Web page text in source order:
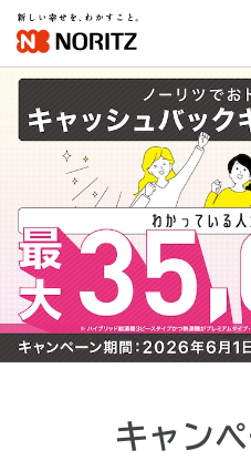
キャン